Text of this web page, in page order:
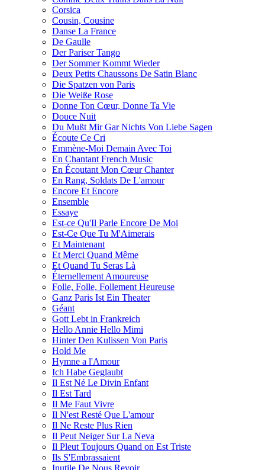
Corsica
Cousin, Cousine
Danse La France
De Gaulle
Der Pariser Tango
Der Sommer Kommt Wieder
Deux Petits Chaussons De Satin Blanc
Die Spatzen von Paris
Die Weiße Rose
Donne Ton Cœur, Donne Ta Vie
Douce Nuit
Du Mußt Mir Gar Nichts Von Liebe Sagen
Écoute Сe Сri
Emmène-Moi Demain Avec Toi
En Chantant French Music
En Écoutant Mon Cœur Chanter
En Rang, Soldats De L'amour
Encore Et Encore
Ensemble
Essaye
Est-ce Qu'Il Parle Encore De Moi
Est-Ce Que Tu M'Aimerais
Et Maintenant
Et Merci Quand Même
Et Quand Tu Seras Là
Éternellement Amoureuse
Folle, Folle, Follement Heureuse
Ganz Paris Ist Ein Theater
Géant
Gott Lebt in Frankreich
Hello Annie Hello Mimi
Hinter Den Kulissen Von Paris
Hold Me
Hymne a l'Amour
Ich Habe Geglaubt
Il Est Né Le Divin Enfant
Il Est Tard
Il Me Faut Vivre
Il N'est Resté Que L'amour
Il Ne Reste Plus Rien
Il Peut Neiger Sur La Neva
Il Pleut Toujours Quand on Est Triste
Ils S'Embrassaient
Inutile De Nous Revoir